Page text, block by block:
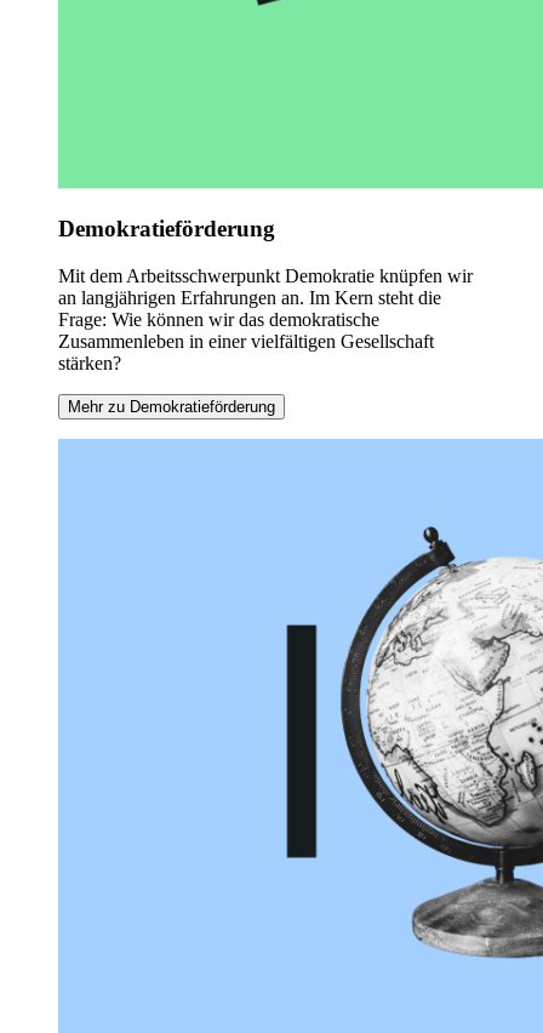
Demokratieförderung
Mit dem Arbeitsschwerpunkt Demokratie knüpfen wir
an langjährigen Erfahrungen an. Im Kern steht die
Frage: Wie können wir das demokratische
Zusammenleben in einer vielfältigen Gesellschaft
stärken?
Mehr zu Demokratieförderung